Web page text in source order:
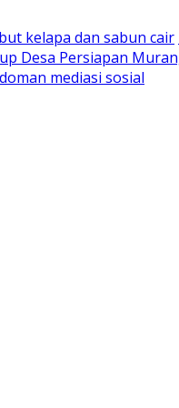
kelapa dan sabun cair
Desa Persiapan
mediasi sosial